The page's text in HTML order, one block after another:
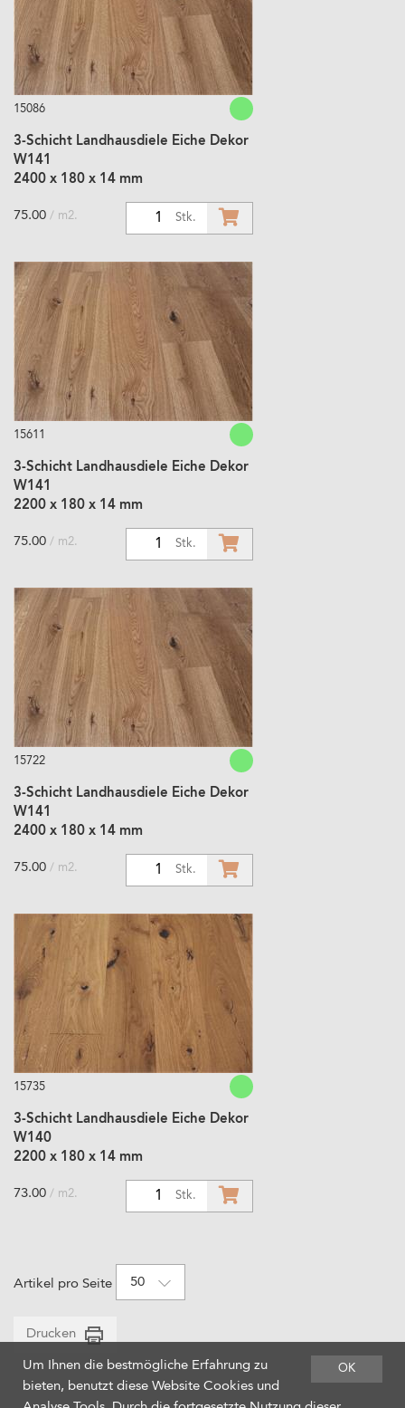
15086
3-Schicht Landhausdiele Eiche Dekor
W141
2400 x 180 x 14 mm
Stk.
75.00 / m2.
15611
3-Schicht Landhausdiele Eiche Dekor
W141
2200 x 180 x 14 mm
Stk.
75.00 / m2.
15722
3-Schicht Landhausdiele Eiche Dekor
W141
2400 x 180 x 14 mm
Stk.
75.00 / m2.
15735
3-Schicht Landhausdiele Eiche Dekor
W140
2200 x 180 x 14 mm
Stk.
73.00 / m2.
Artikel pro Seite 50
Drucken
OK
Um Ihnen die bestmögliche Erfahrung zu
bieten, benutzt diese Website Cookies und